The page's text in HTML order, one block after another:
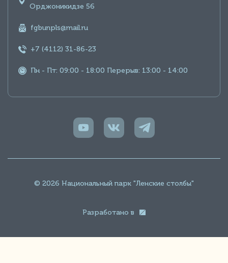
Орджоникидзе 56
fgbunpls@mail.ru
+7 (4112) 31-86-23
Пн - Пт: 09:00 - 18:00 Перерыв: 13:00 - 14:00
© 2026 Национальный парк "Ленские столбы"
Разработано в